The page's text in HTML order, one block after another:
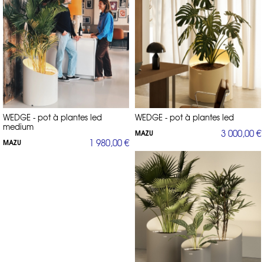
WEDGE - pot à plantes led
medium
MAZU 1 980,00 €
WEDGE - pot à plantes led
MAZU 3 000,00 €